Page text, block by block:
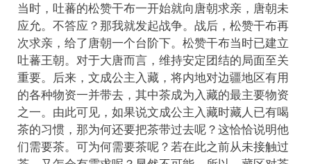
当时，吐蕃的松赞干布一开始就向唐朝求亲，唐朝未
应允。不答应？那我就发起战争。战后，松赞干布再
次求亲，给了唐朝一个台阶下。松赞干布当时已建立
吐蕃王朝。对于大唐而言，维持安定团结的局面至关
重要。后来，文成公主入藏，将内地对边疆地区有用
的各种物资一并带去，其中茶成为入藏的最主要物资
之一。由此可见，如果说文成公主入藏时藏人已有喝
茶的习惯，那为何还要把茶带过去呢？这恰恰说明他
们需要茶。可为何需要茶呢？若在此之前从未接触过